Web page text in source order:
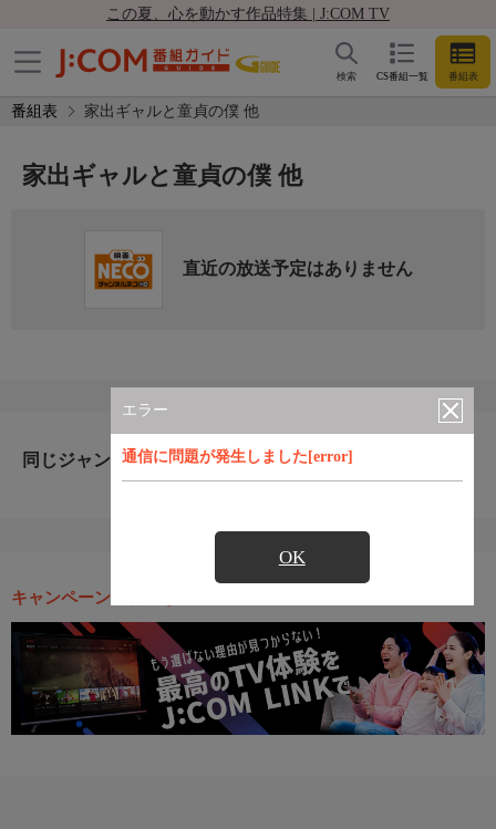
この夏、心を動かす作品特集 | J:COM TV
CS番組一覧 番組表
検索
番組表 家出ギャルと童貞の僕 他
エラー
通信に問題が発生しました[error]
OK
家出ギャルと童貞の僕 他
直近の放送予定はありません
同じジャンルのおすすめ番組
キャンペーン・お得な情報